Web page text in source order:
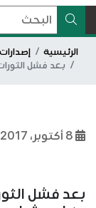
الرئيسية
إصدارات
بعد فشل
بعد فشل